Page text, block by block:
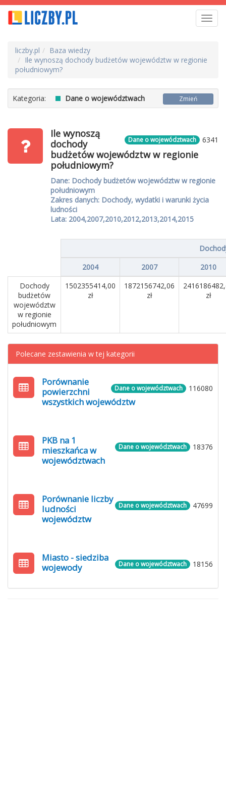
liczby.pl
Baza wiedzy
Ile wynoszą dochody budżetów województw w regionie
południowym?
Kategoria: Dane o województwach Zmień
6341
Dane o województwach
Ile wynoszą
dochody
budżetów województw w regionie
południowym?
Dane: Dochody budżetów województw w regionie
południowym
Zakres danych: Dochody, wydatki i warunki życia
ludności
Lata: 2004,2007,2010,2012,2013,2014,2015
2004
2007
2010
Dochody
budżetów
województw
w regionie
południowym
1502355414,00
zł
1872156742,06
zł
zł
Polecane zestawienia w tej kategorii
116080
Dane o województwach
Porównanie
powierzchni
wszystkich województw
18376
Dane o województwach
PKB na 1
mieszkańca w
województwach
47699
Dane o województwach
Porównanie liczby
ludności
województw
18156
Dane o województwach
Miasto - siedziba
wojewody